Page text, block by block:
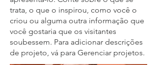
trata, o que o inspirou, como você o
criou ou alguma outra informação que
você gostaria que os visitantes
soubessem. Para adicionar descrições
de projeto, vá para Gerenciar projetos.